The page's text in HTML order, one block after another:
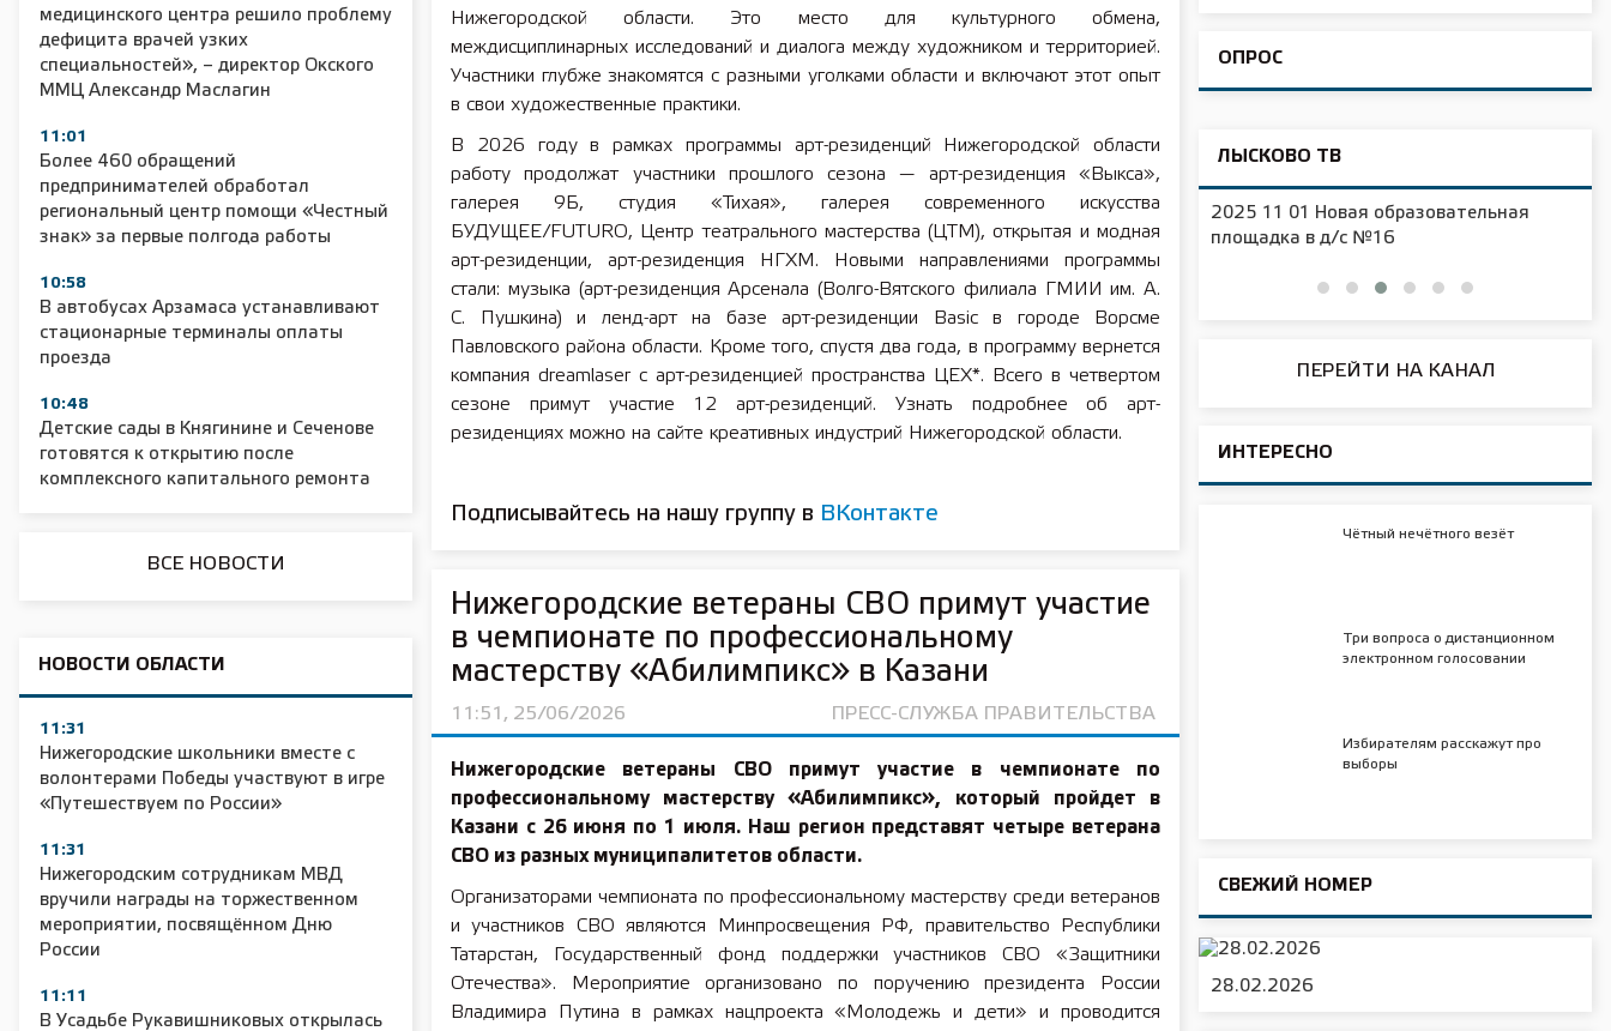
медицинского центра решило проблему
дефицита врачей узких
специальностей», – директор Окского
ММЦ Александр Маслагин
11:01
Более 460 обращений
предпринимателей обработал
региональный центр помощи «Честный
знак» за первые полгода работы
10:58
В автобусах Арзамаса устанавливают
стационарные терминалы оплаты
проезда
10:48
Детские сады в Княгинине и Сеченове
готовятся к открытию после
комплексного капитального ремонта
ВСЕ НОВОСТИ
НОВОСТИ ОБЛАСТИ
11:31
Нижегородские школьники вместе с
волонтерами Победы участвуют в игре
«Путешествуем по России»
11:31
Нижегородским сотрудникам МВД
вручили награды на торжественном
мероприятии, посвящённом Дню
России
11:11
В Усадьбе Рукавишниковых открылась
Нижегородской области. Это место для культурного обмена,
междисциплинарных исследований и диалога между художником и территорией.
Участники глубже знакомятся с разными уголками области и включают этот опыт
в свои художественные практики.
В 2026 году в рамках программы арт-резиденций Нижегородской области
работу продолжат участники прошлого сезона — арт-резиденция «Выкса»,
галерея 9Б, студия «Тихая», галерея современного искусства
БУДУЩЕЕ/FUTURO, Центр театрального мастерства (ЦТМ), открытая и модная
арт-резиденции, арт-резиденция НГХМ. Новыми направлениями программы
стали: музыка (арт-резиденция Арсенала (Волго-Вятского филиала ГМИИ им. А.
С. Пушкина) и ленд-арт на базе арт-резиденции Basic в городе Ворсме
Павловского района области. Кроме того, спустя два года, в программу вернется
компания dreamlaser с арт-резиденцией пространства ЦЕХ*. Всего в четвертом
сезоне примут участие 12 арт-резиденций. Узнать подробнее об арт-
резиденциях можно на сайте креативных индустрий Нижегородской области.
Подписывайтесь на нашу группу в ВКонтакте
Нижегородские ветераны СВО примут участие
в чемпионате по профессиональному
мастерству «Абилимпикс» в Казани
11:51, 25/06/2026 ПРЕСС-СЛУЖБА ПРАВИТЕЛЬСТВА
Нижегородские ветераны СВО примут участие в чемпионате по
профессиональному мастерству «Абилимпикс», который пройдет в
Казани с 26 июня по 1 июля. Наш регион представят четыре ветерана
СВО из разных муниципалитетов области.
Организаторами чемпионата по профессиональному мастерству среди ветеранов
и участников СВО являются Минпросвещения РФ, правительство Республики
Татарстан, Государственный фонд поддержки участников СВО «Защитники
Отечества». Мероприятие организовано по поручению президента России
Владимира Путина в рамках нацпроекта «Молодежь и дети» и проводится
ОПРОС
ЛЫСКОВО ТВ
11 01 Сельское хозяйство 2025 2025 11 01 55 лет СОШ №2
2025 11 01 Земли
сельскохозяйственного назначения
2025 11 01 Новая образовательная
площадка в д/с №16
ПЕРЕЙТИ НА КАНАЛ
ИНТЕРЕСНО
Чётный нечётного везёт
Три вопроса о дистанционном
электронном голосовании
Избирателям расскажут про
выборы
СВЕЖИЙ НОМЕР
28.02.2026